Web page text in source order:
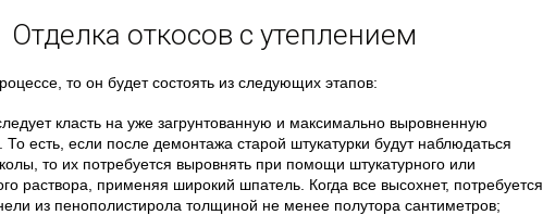
Отделка откосов с утеплением
то он будет состоять из следующих этапов:
класть на уже загрунтованную и максимально выровненную
То есть, если после демонтажа старой штукатурки будут наблюдаться
то их потребуется выровнять при помощи штукатурного или
раствора, применяя широкий шпатель. Когда все высохнет, потребуется
из пенополистирола толщиной не менее полутора сантиметров;